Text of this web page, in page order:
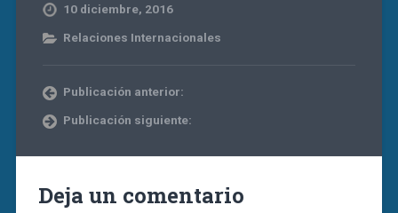
10 diciembre, 2016
Relaciones Internacionales
Publicación anterior:
Publicación siguiente:
Deja un comentario